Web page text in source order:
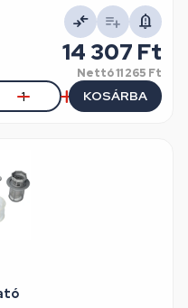
14 307 Ft
Nettó11 265 Ft
KOSÁRBA